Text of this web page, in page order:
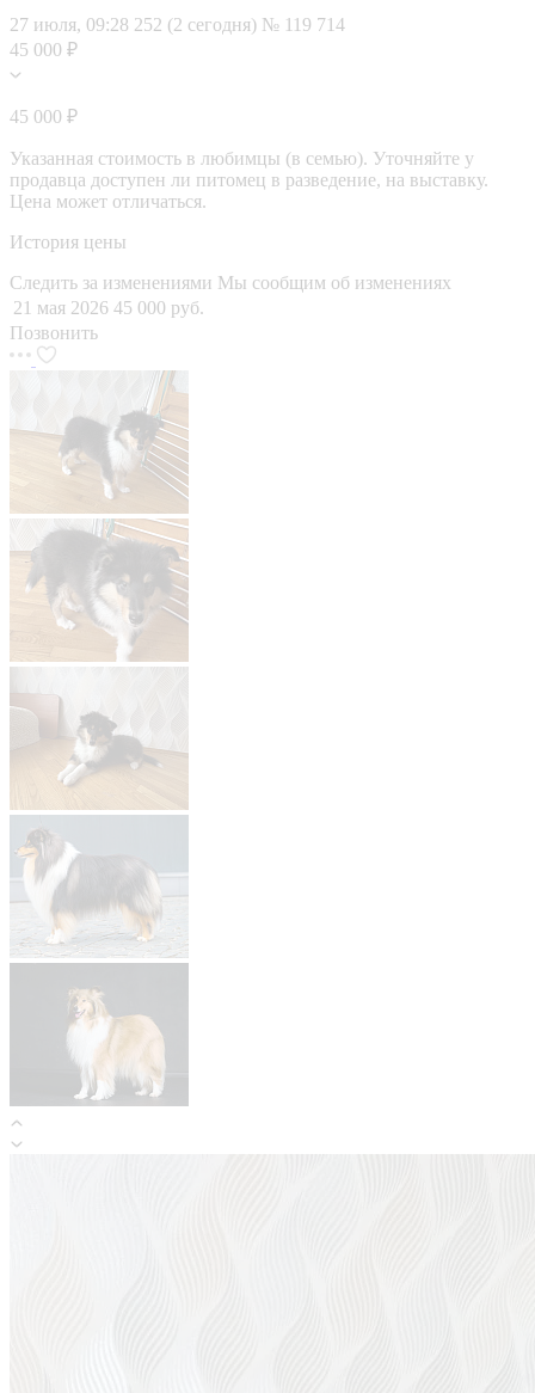
27 июля, 09:28 252 (2 сегодня) № 119 714
45 000 ₽
45 000 ₽
Указанная стоимость в любимцы (в семью). Уточняйте у
продавца доступен ли питомец в разведение, на выставку.
Цена может отличаться.
История цены
Следить за изменениями Мы сообщим об изменениях
21 мая 2026 45 000 руб.
Позвонить